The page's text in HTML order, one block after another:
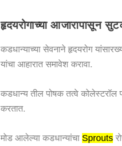
हृदयरोगाच्या आजारापासून
कडधान्याच्या सेवनाने हृदयरोग
यांचा आहारात समावेश करावा.
कडधान्य तील पोषक तत्वे कोलेस्टरॉल
करतात.
मोड आलेल्या कडधान्यांचा Sprouts